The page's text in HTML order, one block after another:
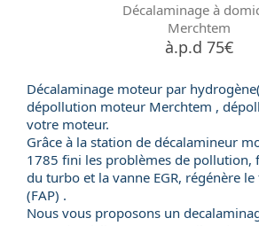
Décalaminage à
Merchtem
à.p.d 75€
Décalaminage moteur par
dépollution moteur Merchtem ,
votre moteur.
Grâce à la station de décalamineur
1785 fini les problèmes de pollution,
du turbo et la vanne EGR, régénère
(FAP) .
Nous vous proposons un